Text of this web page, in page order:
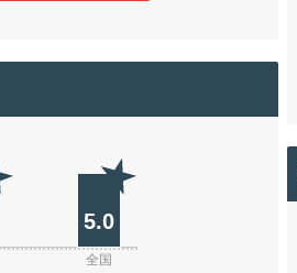
5.0
全国